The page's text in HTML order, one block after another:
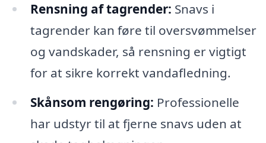
Rensning af tagrender: Snavs i
tagrender kan føre til oversvømmelser
og vandskader, så rensning er vigtigt
for at sikre korrekt vandafledning.
Skånsom rengøring: Professionelle
har udstyr til at fjerne snavs uden at